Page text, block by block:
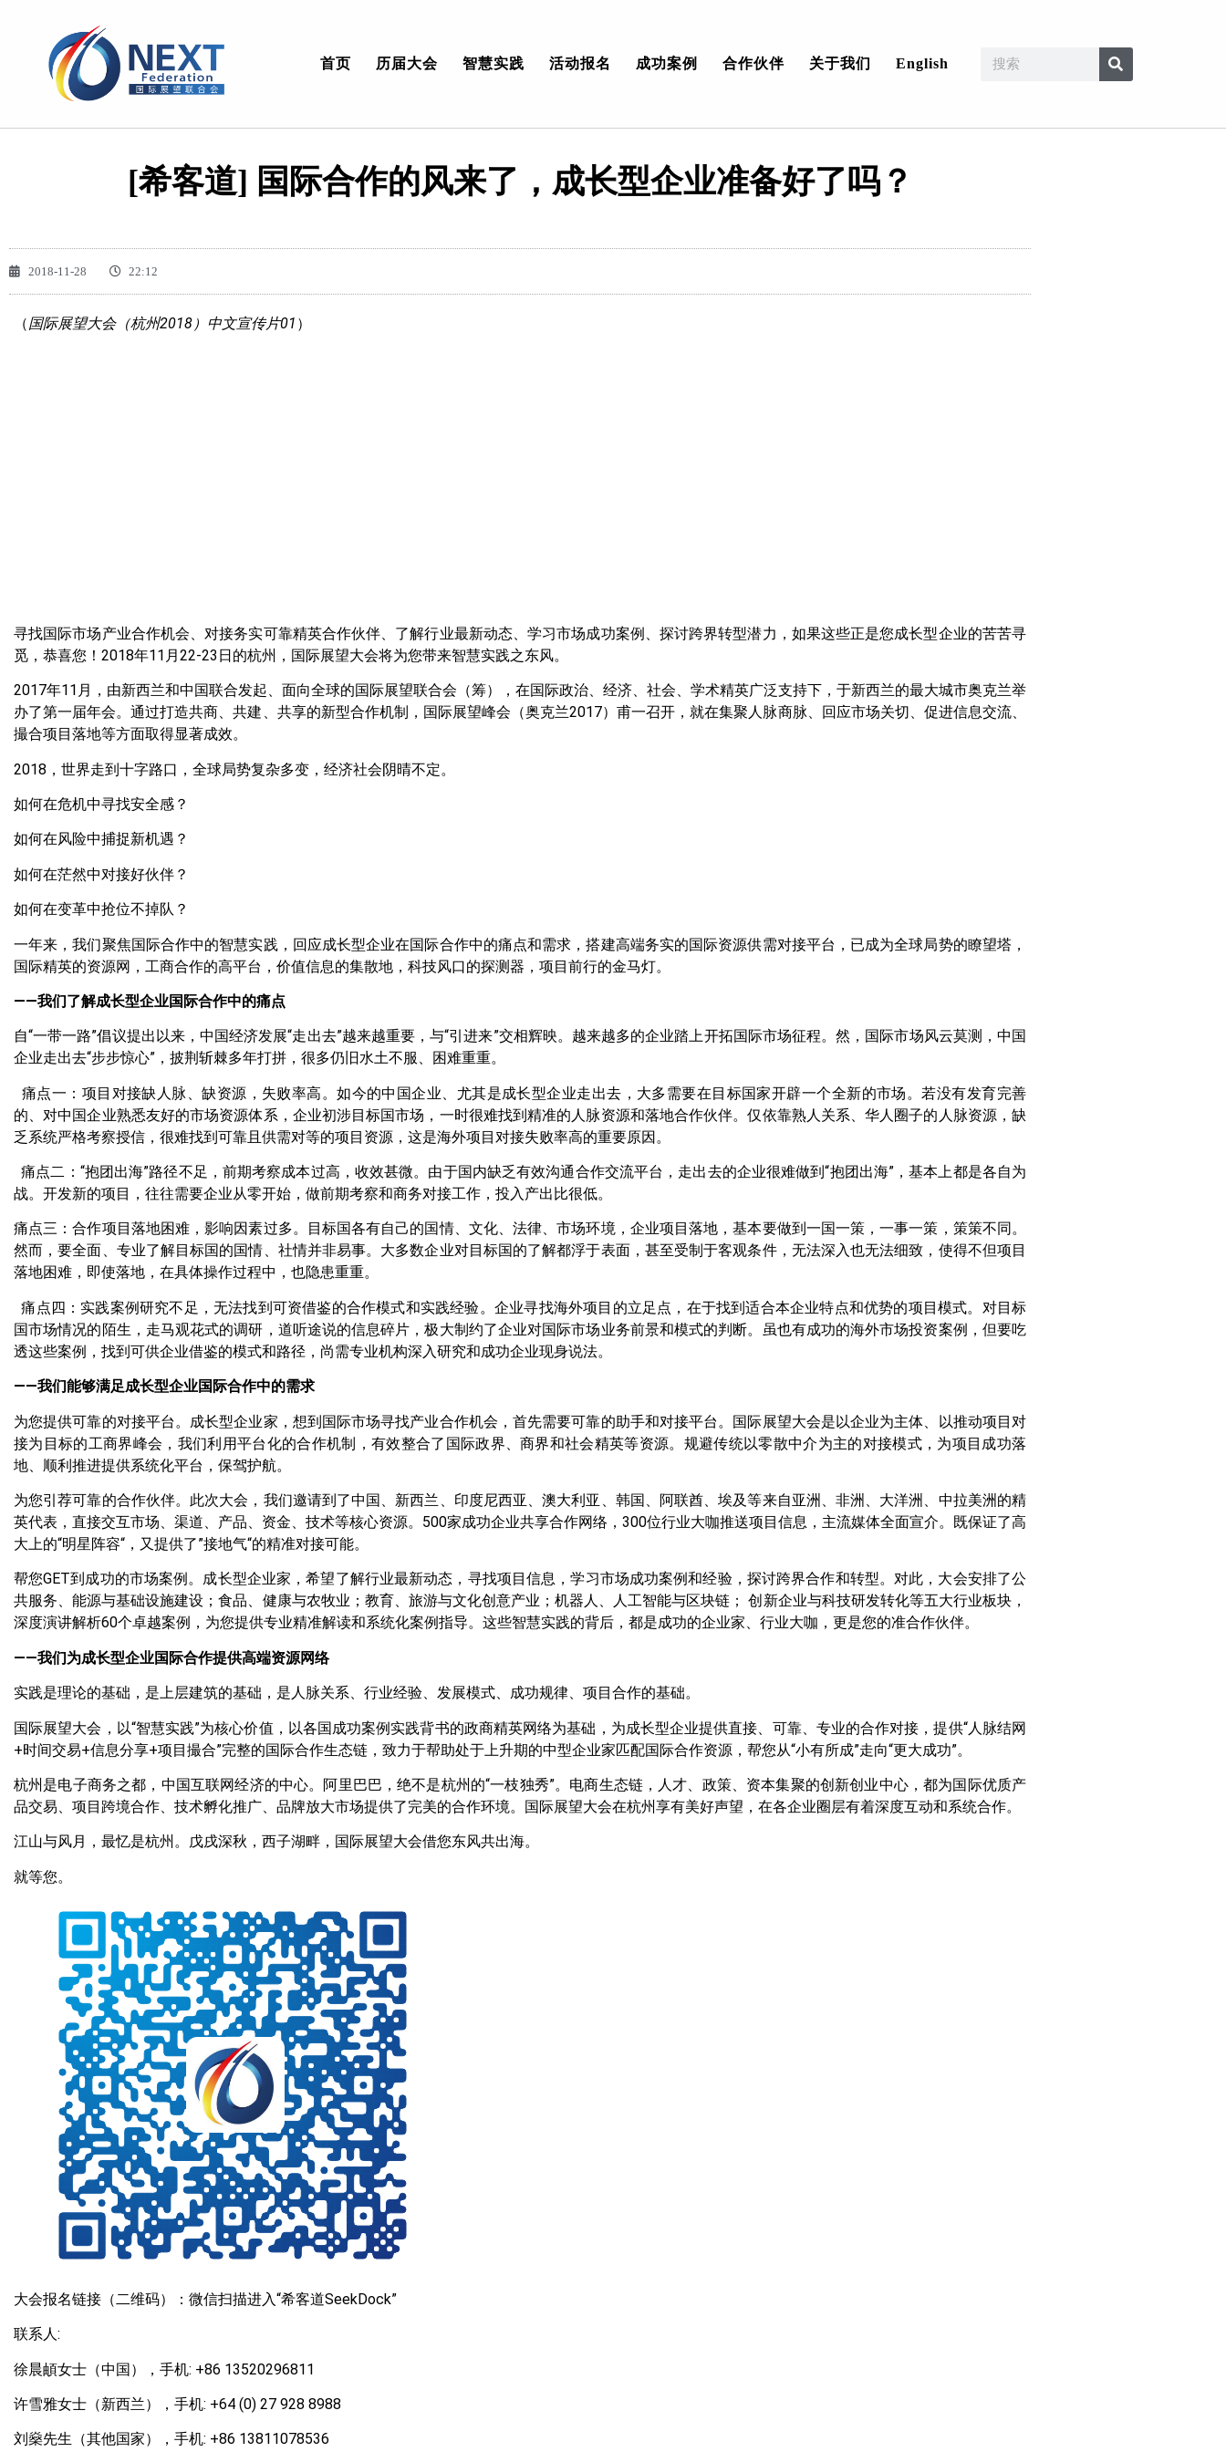
首页 历届大会 智慧实践 活动报名 成功案例 合作伙伴 关于我们 English
[希客道] 国际合作的风来了，成长型企业准备好了吗？
2018-11-28 22:12
（国际展望大会（杭州2018）中文宣传片01 ）
寻找国际市场产业合作机会、对接务实可靠精英合作伙伴、了解行业最新动态、学习市场成功案例、探讨跨界转型潜力，如果这些正是您成长型企业的苦苦寻
觅，恭喜您！2018年11月22-23日的杭州，国际展望大会将为您带来智慧实践之东风。
2017年11月，由新西兰和中国联合发起、面向全球的国际展望联合会（筹），在国际政治、经济、社会、学术精英广泛支持下，于新西兰的最大城市奥克兰举
办了第一届年会。通过打造共商、共建、共享的新型合作机制，国际展望峰会（奥克兰2017）甫一召开，就在集聚人脉商脉、回应市场关切、促进信息交流、
撮合项目落地等方面取得显著成效。
2018，世界走到十字路口，全球局势复杂多变，经济社会阴晴不定。
如何在危机中寻找安全感？
如何在风险中捕捉新机遇？
如何在茫然中对接好伙伴？
如何在变革中抢位不掉队？
一年来，我们聚焦国际合作中的智慧实践，回应成长型企业在国际合作中的痛点和需求，搭建高端务实的国际资源供需对接平台，已成为全球局势的瞭望塔，
国际精英的资源网，工商合作的高平台，价值信息的集散地，科技风口的探测器，项目前行的金马灯。
——我们了解成长型企业国际合作中的痛点
自“一带一路”倡议提出以来，中国经济发展“走出去”越来越重要，与“引进来”交相辉映。越来越多的企业踏上开拓国际市场征程。然，国际市场风云莫测，中国
企业走出去“步步惊心”，披荆斩棘多年打拼，很多仍旧水土不服、困难重重。
痛点一：项目对接缺人脉、缺资源，失败率高。如今的中国企业、尤其是成长型企业走出去，大多需要在目标国家开辟一个全新的市场。若没有发育完善
的、对中国企业熟悉友好的市场资源体系，企业初涉目标国市场，一时很难找到精准的人脉资源和落地合作伙伴。仅依靠熟人关系、华人圈子的人脉资源，缺
乏系统严格考察授信，很难找到可靠且供需对等的项目资源，这是海外项目对接失败率高的重要原因。
痛点二：“抱团出海”路径不足，前期考察成本过高，收效甚微。由于国内缺乏有效沟通合作交流平台，走出去的企业很难做到“抱团出海”，基本上都是各自为
战。开发新的项目，往往需要企业从零开始，做前期考察和商务对接工作，投入产出比很低。
痛点三：合作项目落地困难，影响因素过多。目标国各有自己的国情、文化、法律、市场环境，企业项目落地，基本要做到一国一策，一事一策，策策不同。
然而，要全面、专业了解目标国的国情、社情并非易事。大多数企业对目标国的了解都浮于表面，甚至受制于客观条件，无法深入也无法细致，使得不但项目
落地困难，即使落地，在具体操作过程中，也隐患重重。
痛点四：实践案例研究不足，无法找到可资借鉴的合作模式和实践经验。企业寻找海外项目的立足点，在于找到适合本企业特点和优势的项目模式。对目标
国市场情况的陌生，走马观花式的调研，道听途说的信息碎片，极大制约了企业对国际市场业务前景和模式的判断。虽也有成功的海外市场投资案例，但要吃
透这些案例，找到可供企业借鉴的模式和路径，尚需专业机构深入研究和成功企业现身说法。
——我们能够满足成长型企业国际合作中的需求
为您提供可靠的对接平台。成长型企业家，想到国际市场寻找产业合作机会，首先需要可靠的助手和对接平台。国际展望大会是以企业为主体、以推动项目对
接为目标的工商界峰会，我们利用平台化的合作机制，有效整合了国际政界、商界和社会精英等资源。规避传统以零散中介为主的对接模式，为项目成功落
地、顺利推进提供系统化平台，保驾护航。
为您引荐可靠的合作伙伴。此次大会，我们邀请到了中国、新西兰、印度尼西亚、澳大利亚、韩国、阿联酋、埃及等来自亚洲、非洲、大洋洲、中拉美洲的精
英代表，直接交互市场、渠道、产品、资金、技术等核心资源。500家成功企业共享合作网络，300位行业大咖推送项目信息，主流媒体全面宣介。既保证了高
大上的“明星阵容“，又提供了”接地气“的精准对接可能。
帮您GET到成功的市场案例。成长型企业家，希望了解行业最新动态，寻找项目信息，学习市场成功案例和经验，探讨跨界合作和转型。对此，大会安排了公
共服务、能源与基础设施建设；食品、健康与农牧业；教育、旅游与文化创意产业；机器人、人工智能与区块链； 创新企业与科技研发转化等五大行业板块，
深度演讲解析60个卓越案例，为您提供专业精准解读和系统化案例指导。这些智慧实践的背后，都是成功的企业家、行业大咖，更是您的准合作伙伴。
——我们为成长型企业国际合作提供高端资源网络
实践是理论的基础，是上层建筑的基础，是人脉关系、行业经验、发展模式、成功规律、项目合作的基础。
国际展望大会，以“智慧实践”为核心价值，以各国成功案例实践背书的政商精英网络为基础，为成长型企业提供直接、可靠、专业的合作对接，提供“人脉结网
+时间交易+信息分享+项目撮合”完整的国际合作生态链，致力于帮助处于上升期的中型企业家匹配国际合作资源，帮您从“小有所成”走向“更大成功”。
杭州是电子商务之都，中国互联网经济的中心。阿里巴巴，绝不是杭州的“一枝独秀”。电商生态链，人才、政策、资本集聚的创新创业中心，都为国际优质产
品交易、项目跨境合作、技术孵化推广、品牌放大市场提供了完美的合作环境。国际展望大会在杭州享有美好声望，在各企业圈层有着深度互动和系统合作。
江山与风月，最忆是杭州。戊戌深秋，西子湖畔，国际展望大会借您东风共出海。
就等您。
大会报名链接（二维码）：微信扫描进入“希客道SeekDock”
联系人:
徐晨頔女士（中国），手机: +86 13520296811
许雪雅女士（新西兰），手机: +64 (0) 27 928 8988
刘燊先生（其他国家），手机: +86 13811078536